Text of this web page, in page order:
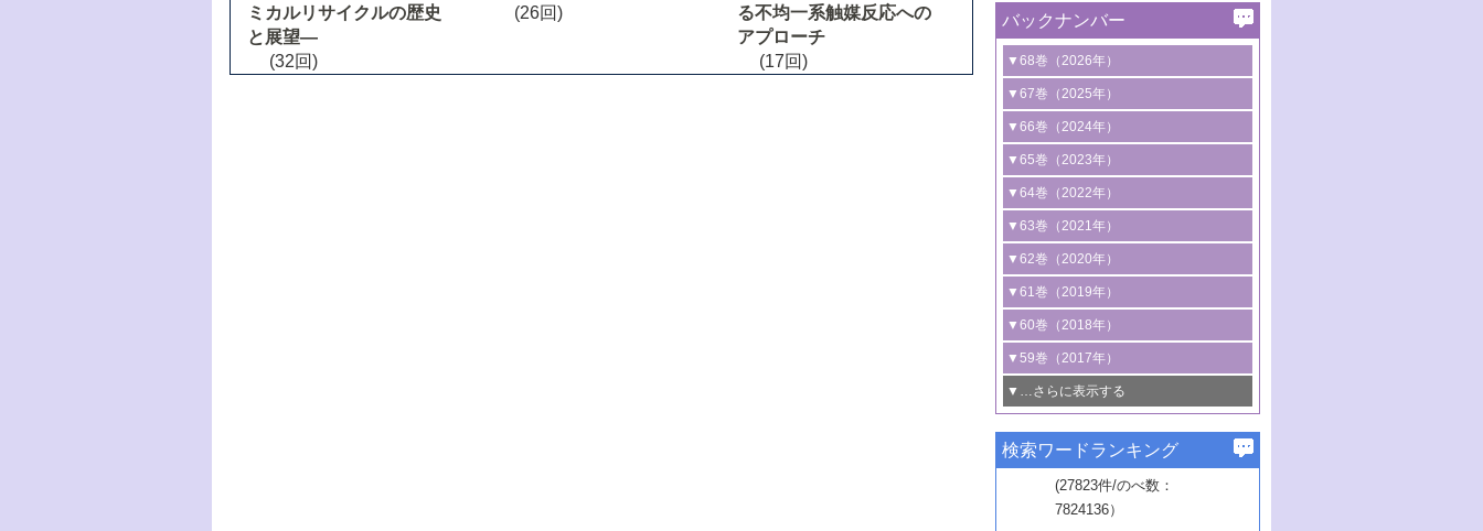
ミカルリサイクルの歴史
と展望―
(32回)
(26回)
る不均一系触媒反応への
アプローチ
(17回)
バックナンバー
▼68巻（2026年）
1号 過酸化水素合成に関する研究動向
2号 コンピューター技術により加速する
触媒開発
3号 有機分子変換やCO 資源化のための
光触媒に関する最近の研究
B号 第137回触媒討論会（2026年）
▼67巻（2025年）
1号 CO
水素化によるグリーン燃料/グリ
ーンケミカル製造
2号 水素製造のための水分解技術に関す
る最近の研究
3号 オレフィン系樹脂の精密合成に関す
る最新技術
4号 アルコール類の効率的変換を実現す
る非貴金属触媒の研究動向
5号 ゼオライトの合成と応用における研
究動向
6号 ヘテロ接合界面
B号 第135回触媒討論会（2025年）
▼66巻（2024年）
1号 低次元ナノ構造を有する触媒材料
2号 規制反応場を活用した固体触媒研究
の新展開
3号 未踏分子変換を目指した酸化触媒プ
ロセスの最前線
4号 シンクロトロン放射光および中性子
線を利用した触媒解析技術の最先端
5号 単原子触媒
6号 参照触媒委員会からのお知らせ
B号 第133回触媒討論会（2023年）
▼65巻（2023年）
1号 炭素が関わる触媒機能
2号 プラスチックケミカルリサイクルの
ための触媒技術
3号 非酸化物系金属化合物を基盤とした
触媒材料の開発
4号 格子酸素・格子酸素欠陥を利用した
触媒反応
5号 生体触媒によるエネルギー変換反応
6号 窒素とリンの循環のための触媒・機
能性材料
▼64巻（2022年）
1号 合成ガス製造とCOを用いるケミカル
ズ合成の最新動向
2号 化学品合成のための合金触媒開発
3号 CO の排出削減および有効活用のた
めの触媒技術
4号 若手による情報発信企画～とびたて
若き触媒の研究者たち～（1）
若き触媒の研究者たち～（2）
6号 石油のノーブル・ユースを志向した
触媒技術
▼63巻（2021年）
1号 金触媒の新展開
2号 ペロブスカイト
3号 特殊反応場を利用した触媒的分子変
換反応
4号 多孔質材料を用いた触媒の新展開
5号 情報学的手法を用いた触媒開発
6号 カーボンニュートラルに向けた電解
技術
B号 第127回触媒討論会（2021年・オン
ライン開催(Zoom)のみ）
▼62巻（2020年）
1号 触媒設計を拓く欠陥構造のキャラク
タリゼーション
2号 機能化学品製造に資するクリーンな
触媒的酸化反応
3号 水処理のための触媒化学
4号 光触媒を用いた水分解の最新の研究
動向
5号 次世代の触媒プロセスを支えるマイ
▼61巻（2019年）
1号 物質移動制御に着目した触媒プロセ
ス開発
2号 CO2 フリー水素サプライチェーンに
関わる触媒開発動向
3号 精密高分子合成に関する最近の研究
動向
4号 バイオマス化成品製造のための触媒
▼60巻（2018年）
1号 固体酸触媒の最新の研究動向
2号 二酸化炭素からの有用化学品合成
3号 ナノ粒子・クラスター触媒の最前線
4号 60周年記念企画
5号 進化するゼオライト合成技術
6号 非貴金属系触媒における電気化学的
▼59巻（2017年）
1号 いたるところに，触媒
最先端技術
3号 無機分離膜材料の開発と触媒反応プ
ロセスへの適用
▼…さらに表示する
1号 ユニークな構造の高分子を生み出す触
2号 リグニンからの化成品製造に向けた触
▼57巻（2015年）
1号 水素キャリアにかかわる触媒技術の新
▼56巻（2014年）
検索ワードランキング
(27823件/のべ数：
7824136）